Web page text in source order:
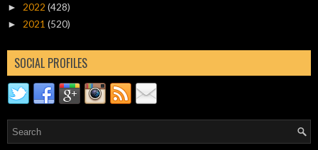
► 2022 (428)
► 2021 (520)
SOCIAL PROFILES